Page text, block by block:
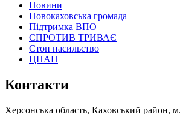
Новини
Новокаховська громада
Підтримка ВПО
СПРОТИВ ТРИВАЄ
Стоп насильство
ЦНАП
Контакти
Херсонська область, Каховський район,